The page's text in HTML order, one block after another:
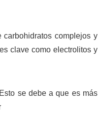
complejos y
clave como electrolitos y
se debe a que es más